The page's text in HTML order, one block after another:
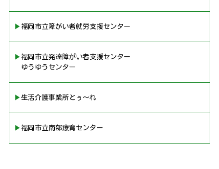
▶︎福岡市立障がい者就労支援センター
▶︎福岡市立発達障がい者支援センター
ゆうゆうセンター
▶︎生活介護事業所とぅ〜れ
▶︎福岡市立南部療育センター